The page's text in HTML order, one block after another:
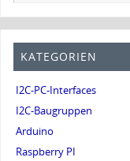
KATEGORIEN
I2C-PC-Interfaces
I2C-Baugruppen
Arduino
Raspberry PI